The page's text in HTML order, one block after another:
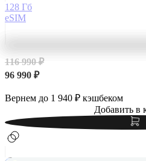
128 Гб
eSIM
116 990 ₽
96 990 ₽
Вернем до 1 940 ₽ кэшбеком
Добавить в